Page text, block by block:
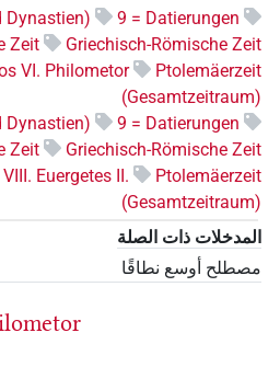
9 = Datierungen
Dynastien)
Griechisch-Römische Zeit
Zeit
Ptolemäerzeit
VI. Philometor
(Gesamtzeitraum)
9 = Datierungen
Dynastien)
Griechisch-Römische Zeit
Zeit
Ptolemäerzeit
Euergetes II.
(Gesamtzeitraum)
المدخلات ذات الصلة
مصطلح أوسع نطاقًا